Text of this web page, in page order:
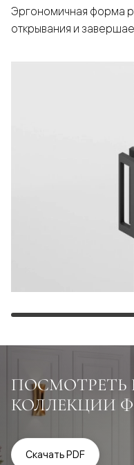
Эргономичная форма
открывания и
ПОСМОТРЕТЬ
КОЛЛЕКЦИИ
Скачать PDF